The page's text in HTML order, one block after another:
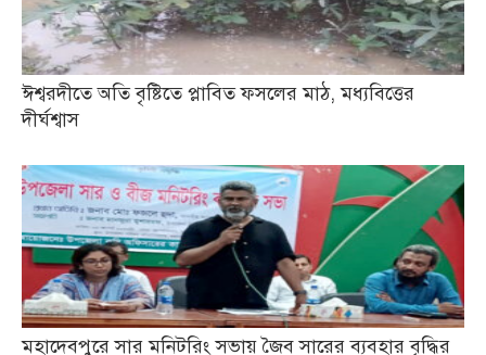
ঈশ্বরদীতে অতি বৃষ্টিতে প্লাবিত ফসলের মাঠ, মধ্যবিত্তের
দীর্ঘশ্বাস
মহাদেবপুরে সার মনিটরিং সভায় জৈব সারের ব্যবহার বৃদ্ধির